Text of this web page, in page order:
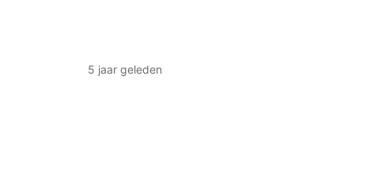
5 jaar geleden